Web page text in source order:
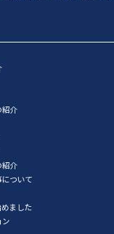
介
介
ついて
ました
ン